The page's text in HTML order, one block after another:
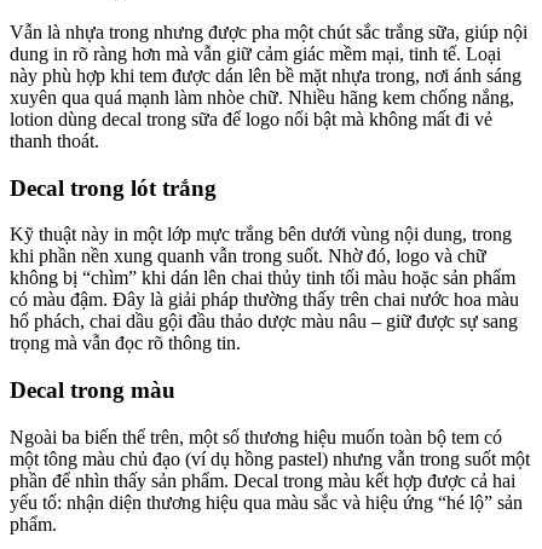
Vẫn là nhựa trong nhưng được pha một chút sắc trắng sữa, giúp nội
dung in rõ ràng hơn mà vẫn giữ cảm giác mềm mại, tinh tế. Loại
này phù hợp khi tem được dán lên bề mặt nhựa trong, nơi ánh sáng
xuyên qua quá mạnh làm nhòe chữ. Nhiều hãng kem chống nắng,
lotion dùng decal trong sữa để logo nổi bật mà không mất đi vẻ
thanh thoát.
Decal trong lót trắng
Kỹ thuật này in một lớp mực trắng bên dưới vùng nội dung, trong
khi phần nền xung quanh vẫn trong suốt. Nhờ đó, logo và chữ
không bị “chìm” khi dán lên chai thủy tinh tối màu hoặc sản phẩm
có màu đậm. Đây là giải pháp thường thấy trên chai nước hoa màu
hổ phách, chai dầu gội đầu thảo dược màu nâu – giữ được sự sang
trọng mà vẫn đọc rõ thông tin.
Decal trong màu
Ngoài ba biến thể trên, một số thương hiệu muốn toàn bộ tem có
một tông màu chủ đạo (ví dụ hồng pastel) nhưng vẫn trong suốt một
phần để nhìn thấy sản phẩm. Decal trong màu kết hợp được cả hai
yếu tố: nhận diện thương hiệu qua màu sắc và hiệu ứng “hé lộ” sản
phẩm.